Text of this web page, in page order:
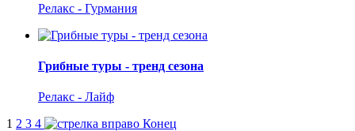
Релакс - Гурмания
Грибные туры - тренд сезона
Релакс - Лайф
1 2 3 4
Конец